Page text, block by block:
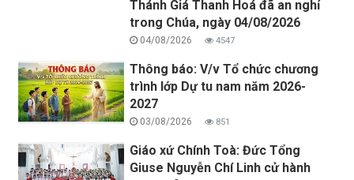
Thánh Giá Thanh Hoá đã an nghỉ
trong Chúa, ngày 04/08/2026
04/08/2026 4547
Thông báo: V/v Tổ chức chương
trình lớp Dự tu nam năm 2026-
2027
03/08/2026 851
Giáo xứ Chính Toà: Đức Tổng
Giuse Nguyễn Chí Linh cử hành